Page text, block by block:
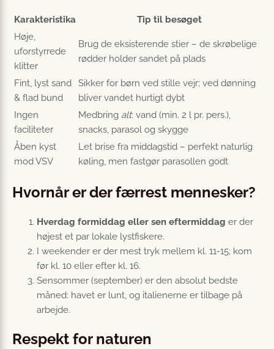
Karakteristika
Tip til besøget
Høje,
uforstyrrede
klitter
Brug de eksisterende stier – de skrøbelige
rødder holder sandet på plads
Fint, lyst sand
& flad bund
Sikker for børn ved stille vejr; ved dønning
bliver vandet hurtigt dybt
Ingen
faciliteter
Medbring alt: vand (min. 2 l pr. pers.),
snacks, parasol og skygge
Åben kyst
mod VSV
Let brise fra middagstid – perfekt naturlig
køling, men fastgør parasollen godt
Hvornår er der færrest mennesker?
Hverdag formiddag eller sen eftermiddag er der
højest et par lokale lystfiskere.
I weekender er der mest tryk mellem kl. 11-15; kom
før kl. 10 eller efter kl. 16.
Sensommer (september) er den absolut bedste
måned: havet er lunt, og italienerne er tilbage på
arbejde.
Respekt for naturen